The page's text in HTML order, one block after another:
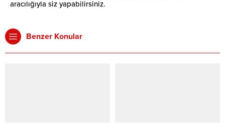
aracılığıyla siz yapabilirsiniz.
Benzer Konular